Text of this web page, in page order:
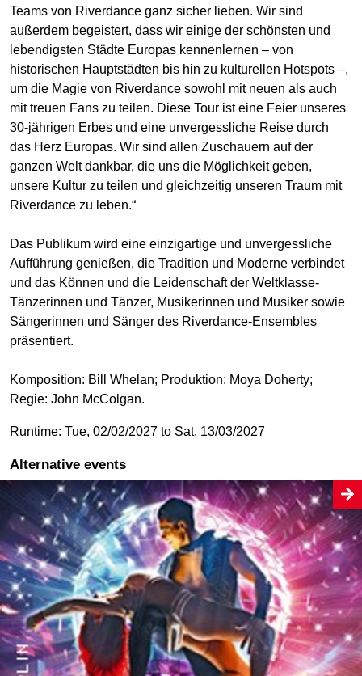
Teams von Riverdance ganz sicher lieben. Wir sind
außerdem begeistert, dass wir einige der schönsten und
lebendigsten Städte Europas kennenlernen – von
historischen Hauptstädten bis hin zu kulturellen Hotspots –,
um die Magie von Riverdance sowohl mit neuen als auch
mit treuen Fans zu teilen. Diese Tour ist eine Feier unseres
30-jährigen Erbes und eine unvergessliche Reise durch
das Herz Europas. Wir sind allen Zuschauern auf der
ganzen Welt dankbar, die uns die Möglichkeit geben,
unsere Kultur zu teilen und gleichzeitig unseren Traum mit
Riverdance zu leben.“
Das Publikum wird eine einzigartige und unvergessliche
Aufführung genießen, die Tradition und Moderne verbindet
und das Können und die Leidenschaft der Weltklasse-
Tänzerinnen und Tänzer, Musikerinnen und Musiker sowie
Sängerinnen und Sänger des Riverdance-Ensembles
präsentiert.
Komposition: Bill Whelan; Produktion: Moya Doherty;
Regie: John McColgan.
Runtime: Tue, 02/02/2027 to Sat, 13/03/2027
Alternative events